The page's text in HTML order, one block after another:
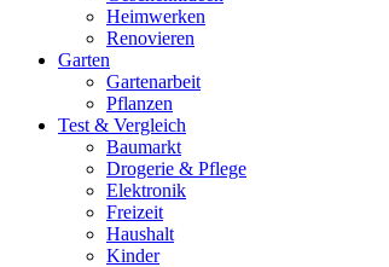
Heimwerken
Renovieren
Garten
Gartenarbeit
Pflanzen
Test & Vergleich
Baumarkt
Drogerie & Pflege
Elektronik
Freizeit
Haushalt
Kinder